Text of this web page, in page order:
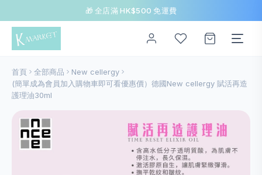
🎁 全店滿 HK$500 免運費
首頁 全部商品
New cellergy
(簡單成為會員加入購物車即可看優惠價）德國New cellergy 賦活再造
護理油30ml